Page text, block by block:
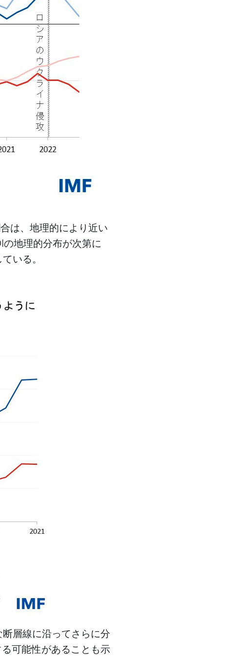
は、地理的により近い
地理的分布が次第に
いる。
層線に沿ってさらに分
可能性があることも示